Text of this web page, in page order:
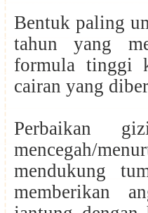
Bentuk paling
tahun yang
formula tinggi
cairan yang
Perbaikan
mencegah/
mendukung
memberikan